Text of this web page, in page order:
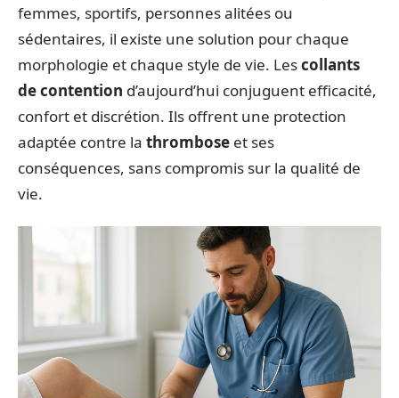
femmes, sportifs, personnes alitées ou
sédentaires, il existe une solution pour chaque
morphologie et chaque style de vie. Lescollants
de contention d’aujourd’hui conjuguent efficacité,
confort et discrétion. Ils offrent une protection
adaptée contre la thrombose et ses
conséquences, sans compromis sur la qualité de
vie.